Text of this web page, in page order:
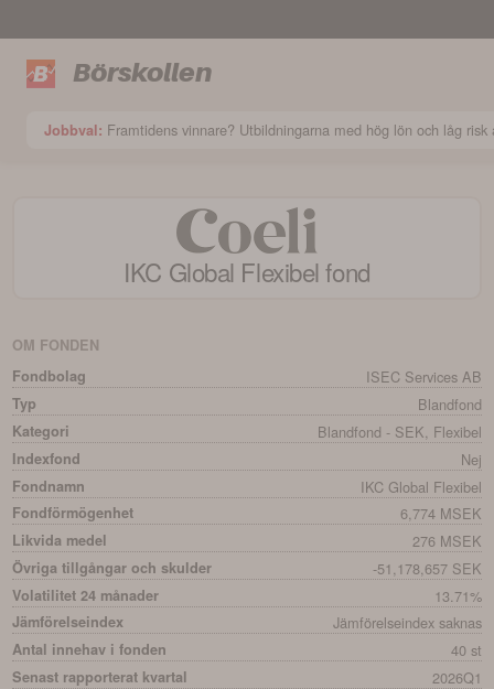
Börskollen
Jobbval: Framtidens vinnare? Utbildningarna med hög lön och låg
IKC Global Flexibel fond
OM FONDEN
Fondbolag
ISEC Services AB
Typ Blandfond
Kategori Blandfond - SEK, Flexibel
Indexfond Nej
Fondnamn IKC Global Flexibel
Fondförmögenhet 6,774 MSEK
Likvida medel 276 MSEK
Övriga tillgångar och skulder -51,178,657 SEK
Volatilitet 24 månader 13.71%
Jämförelseindex Jämförelseindex saknas
Antal innehav i fonden 40 st
Senast rapporterat kvartal 2026Q1